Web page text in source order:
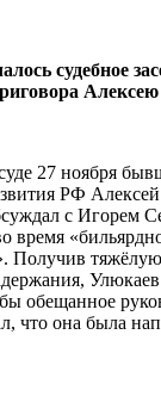
судебное
27 ноября
РФ
с Игорем
время
Получив
обещанное
что она была